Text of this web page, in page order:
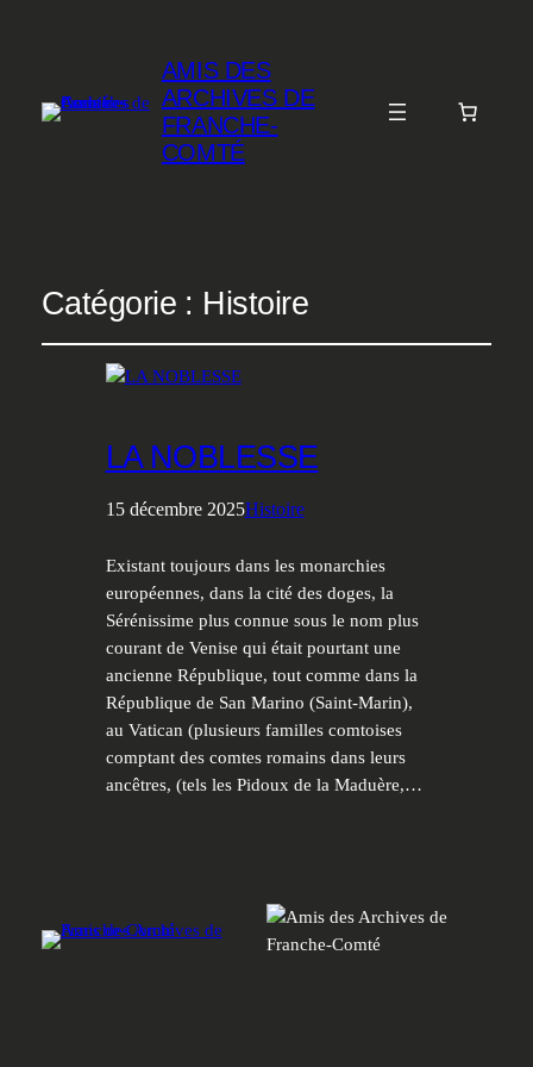
AMIS DES
ARCHIVES DE
FRANCHE-
COMTÉ
Catégorie : Histoire
LA NOBLESSE
15 décembre 2025Histoire
Existant toujours dans les monarchies
européennes, dans la cité des doges, la
Sérénissime plus connue sous le nom plus
courant de Venise qui était pourtant une
ancienne République, tout comme dans la
République de San Marino (Saint-Marin),
au Vatican (plusieurs familles comtoises
comptant des comtes romains dans leurs
ancêtres, (tels les Pidoux de la Maduère,…